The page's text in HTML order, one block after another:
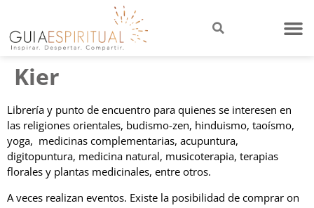
Kier
Librería y punto de encuentro para quienes se interesen en
las religiones orientales, budismo-zen, hinduismo, taoísmo,
yoga, medicinas complementarias, acupuntura,
digitopuntura, medicina natural, musicoterapia, terapias
florales y plantas medicinales, entre otros.
A veces realizan eventos. Existe la posibilidad de comprar on